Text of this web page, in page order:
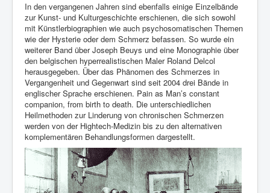
In den vergangenen Jahren sind ebenfalls einige Einzelbände
zur Kunst- und Kulturgeschichte erschienen, die sich sowohl
mit Künstlerbiographien wie auch psychosomatischen Themen
wie der Hysterie oder dem Schmerz befassen. So wurde ein
weiterer Band über Joseph Beuys und eine Monographie über
den belgischen hyperrealistischen Maler Roland Delcol
herausgegeben. Über das Phänomen des Schmerzes in
Vergangenheit und Gegenwart sind seit 2004 drei Bände in
englischer Sprache erschienen. Pain as Man’s constant
companion, from birth to death. Die unterschiedlichen
Heilmethoden zur Linderung von chronischen Schmerzen
werden von der Hightech-Medizin bis zu den alternativen
komplementären Behandlungsformen dargestellt.